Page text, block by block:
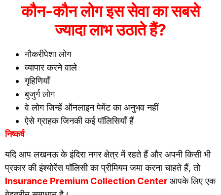
कौन-कौन लोग इस सेवा का सबसे
ज्यादा लाभ उठाते हैं?
नौकरीपेशा लोग
व्यापार करने वाले
गृहिणियाँ
बुजुर्ग लोग
वे लोग जिन्हें ऑनलाइन पेमेंट का अनुभव नहीं
ऐसे ग्राहक जिनकी कई पॉलिसियाँ हैं
निष्कर्ष
यदि आप लखनऊ के इंदिरा नगर क्षेत्र में रहते हैं और अपनी किसी भी
प्रकार की इंश्योरेंस पॉलिसी का प्रीमियम जमा करना चाहते हैं, तो
Insurance Premium Collection Center आपके लिए एक